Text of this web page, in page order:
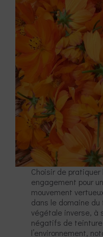
Choisir de
engagement pour
mouvement
dans le domaine
végétale inverse, à
négatifs de
l’environnement,